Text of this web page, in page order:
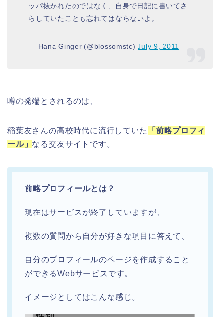
ッパ抜かれたのではなく、自身で日記に書いてさ
らしていたことも忘れてはならないよ。
— Hana Ginger (@blossomstc)July 9, 2011
噂の発端とされるのは、
稲葉友さんの高校時代に流行していた
「前略プロフィ
ール」 なる交友サイトです。
前略プロフィールとは？
現在はサービスが終了していますが、
複数の質問から自分が好きな項目に答えて、
自分のプロフィールのページを作成すること
ができるWebサービスです。
イメージとしてはこんな感じ。